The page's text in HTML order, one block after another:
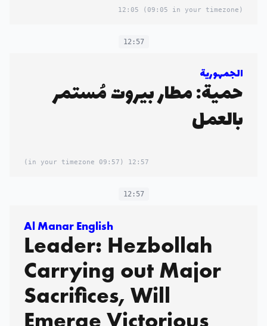
12:05 (09:05 in your timezone)
12:57
الجمهورية
حمية: مطار بيروت مُستمر
بالعمل
12:57
(09:57 in your timezone)
12:57
Al Manar English
Leader: Hezbollah
Carrying out Major
Sacrifices, Will
Emerge Victorious